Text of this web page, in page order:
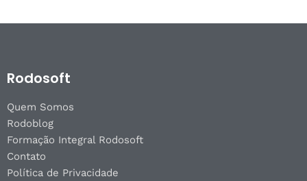
Rodosoft
Quem Somos
Rodoblog
Formação Integral Rodosoft
Contato
Política de Privacidade